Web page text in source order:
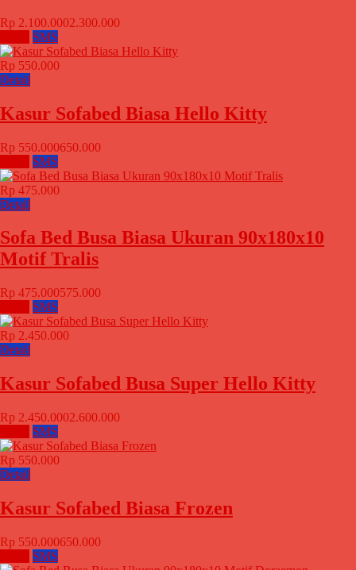
Rp 2.100.0002.300.000
SMS
Rp 550.000
Detail
Kasur Sofabed Biasa Hello Kitty
Rp 550.000650.000
SMS
Rp 475.000
Detail
Sofa Bed Busa Biasa Ukuran 90x180x10
Motif Tralis
Rp 475.000575.000
SMS
Rp 2.450.000
Detail
Kasur Sofabed Busa Super Hello Kitty
Rp 2.450.0002.600.000
SMS
Rp 550.000
Detail
Kasur Sofabed Biasa Frozen
Rp 550.000650.000
SMS